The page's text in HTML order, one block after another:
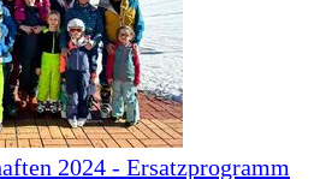
2024 - Ersatzprogramm